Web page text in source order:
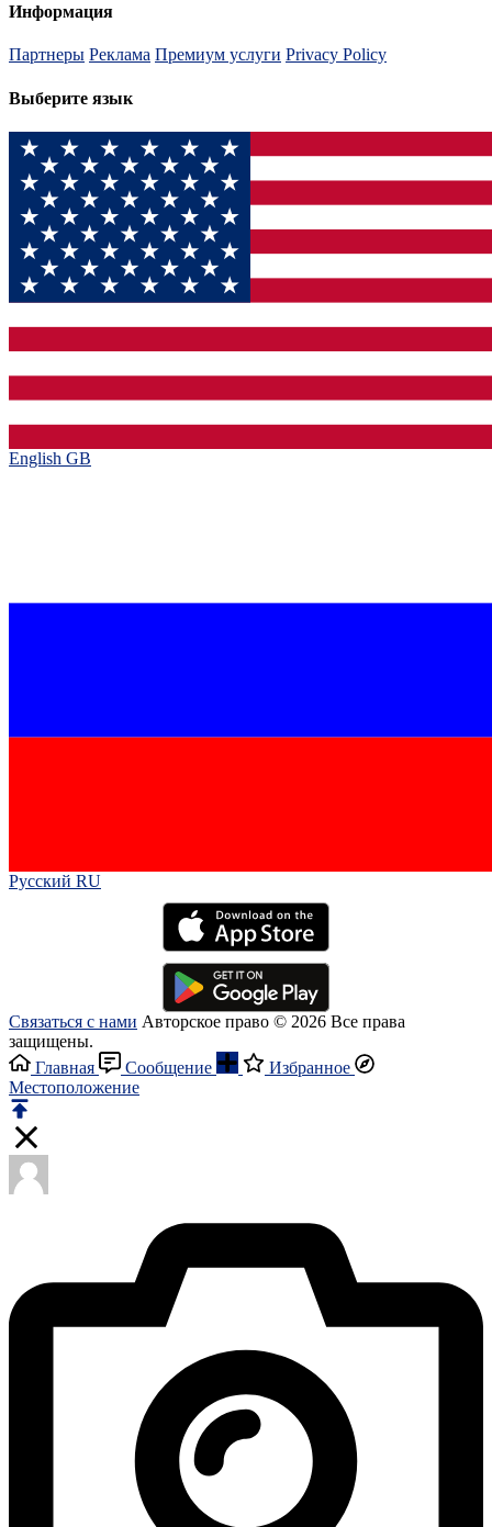
Информация
Партнеры Реклама Премиум услуги Privacy Policy
Выберите язык
English GB‎
Русский RU‎
Связаться с нами Авторское право © 2026 Все права
защищены.
Главная
Сообщение
Избранное
Местоположение